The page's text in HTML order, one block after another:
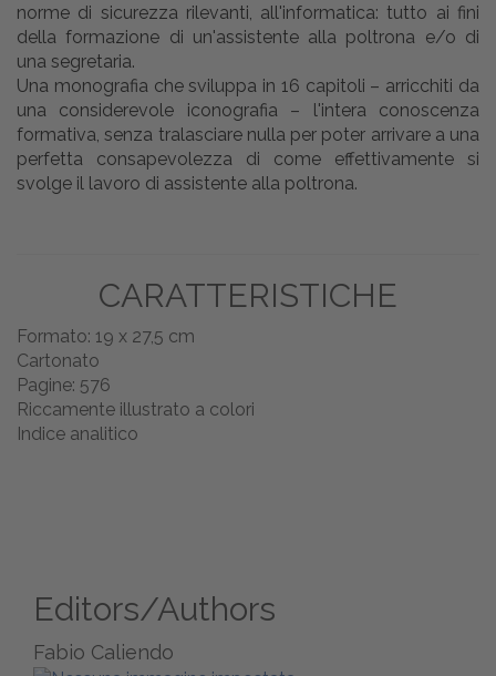
norme di sicurezza rilevanti, all'informatica: tutto ai fini
della formazione di un'assistente alla poltrona e/o di
una segretaria.
Una monografia che sviluppa in 16 capitoli – arricchiti da
una considerevole iconografia – l'intera conoscenza
formativa, senza tralasciare nulla per poter arrivare a una
perfetta consapevolezza di come effettivamente si
svolge il lavoro di assistente alla poltrona.
CARATTERISTICHE
Formato: 19 x 27,5 cm
Cartonato
Pagine: 576
Riccamente illustrato a colori
Indice analitico
Editors/Authors
Fabio Caliendo